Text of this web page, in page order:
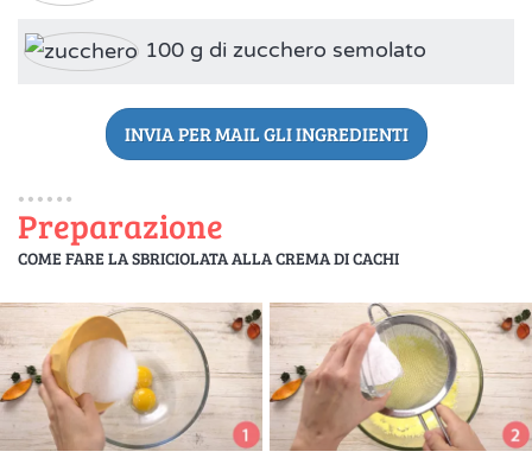
100 g di zucchero semolato
INVIA PER MAIL GLI INGREDIENTI
Preparazione
COME FARE LA SBRICIOLATA ALLA CREMA DI CACHI